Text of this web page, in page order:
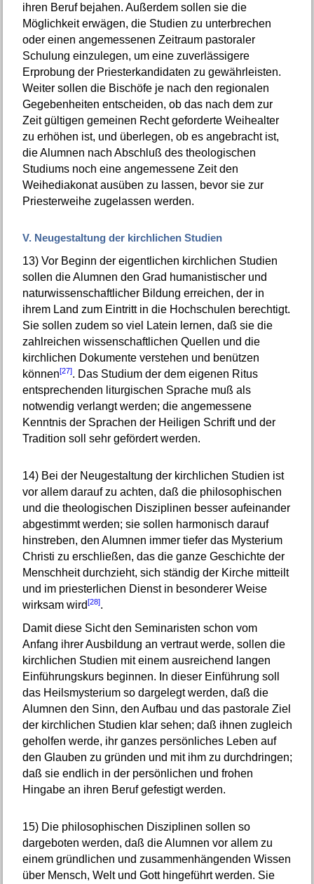
ihren Beruf bejahen. Außerdem sollen sie die
Möglichkeit erwägen, die Studien zu unterbrechen
oder einen angemessenen Zeitraum pastoraler
Schulung einzulegen, um eine zuverlässigere
Erprobung der Priesterkandidaten zu gewährleisten.
Weiter sollen die Bischöfe je nach den regionalen
Gegebenheiten entscheiden, ob das nach dem zur
Zeit gültigen gemeinen Recht geforderte Weihealter
zu erhöhen ist, und überlegen, ob es angebracht ist,
die Alumnen nach Abschluß des theologischen
Studiums noch eine angemessene Zeit den
Weihediakonat ausüben zu lassen, bevor sie zur
Priesterweihe zugelassen werden.
V. Neugestaltung der kirchlichen Studien
13)Vor Beginn der eigentlichen kirchlichen Studien
sollen die Alumnen den Grad humanistischer und
naturwissenschaftlicher Bildung erreichen, der in
ihrem Land zum Eintritt in die Hochschulen berechtigt.
Sie sollen zudem so viel Latein lernen, daß sie die
zahlreichen wissenschaftlichen Quellen und die
kirchlichen Dokumente verstehen und benützen
können[27]. Das Studium der dem eigenen Ritus
entsprechenden liturgischen Sprache muß als
notwendig verlangt werden; die angemessene
Kenntnis der Sprachen der Heiligen Schrift und der
Tradition soll sehr gefördert werden.
14)Bei der Neugestaltung der kirchlichen Studien ist
vor allem darauf zu achten, daß die philosophischen
und die theologischen Disziplinen besser aufeinander
abgestimmt werden; sie sollen harmonisch darauf
hinstreben, den Alumnen immer tiefer das Mysterium
Christi zu erschließen, das die ganze Geschichte der
Menschheit durchzieht, sich ständig der Kirche mitteilt
und im priesterlichen Dienst in besonderer Weise
wirksam wird[28].
Damit diese Sicht den Seminaristen schon vom
Anfang ihrer Ausbildung an vertraut werde, sollen die
kirchlichen Studien mit einem ausreichend langen
Einführungskurs beginnen. In dieser Einführung soll
das Heilsmysterium so dargelegt werden, daß die
Alumnen den Sinn, den Aufbau und das pastorale Ziel
der kirchlichen Studien klar sehen; daß ihnen zugleich
geholfen werde, ihr ganzes persönliches Leben auf
den Glauben zu gründen und mit ihm zu durchdringen;
daß sie endlich in der persönlichen und frohen
Hingabe an ihren Beruf gefestigt werden.
15)Die philosophischen Disziplinen sollen so
dargeboten werden, daß die Alumnen vor allem zu
einem gründlichen und zusammenhängenden Wissen
über Mensch, Welt und Gott hingeführt werden. Sie